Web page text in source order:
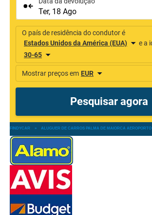
FINDYCAR » ALUGUER DE CARROS PALMA DE MAIORCA AEROPORTO